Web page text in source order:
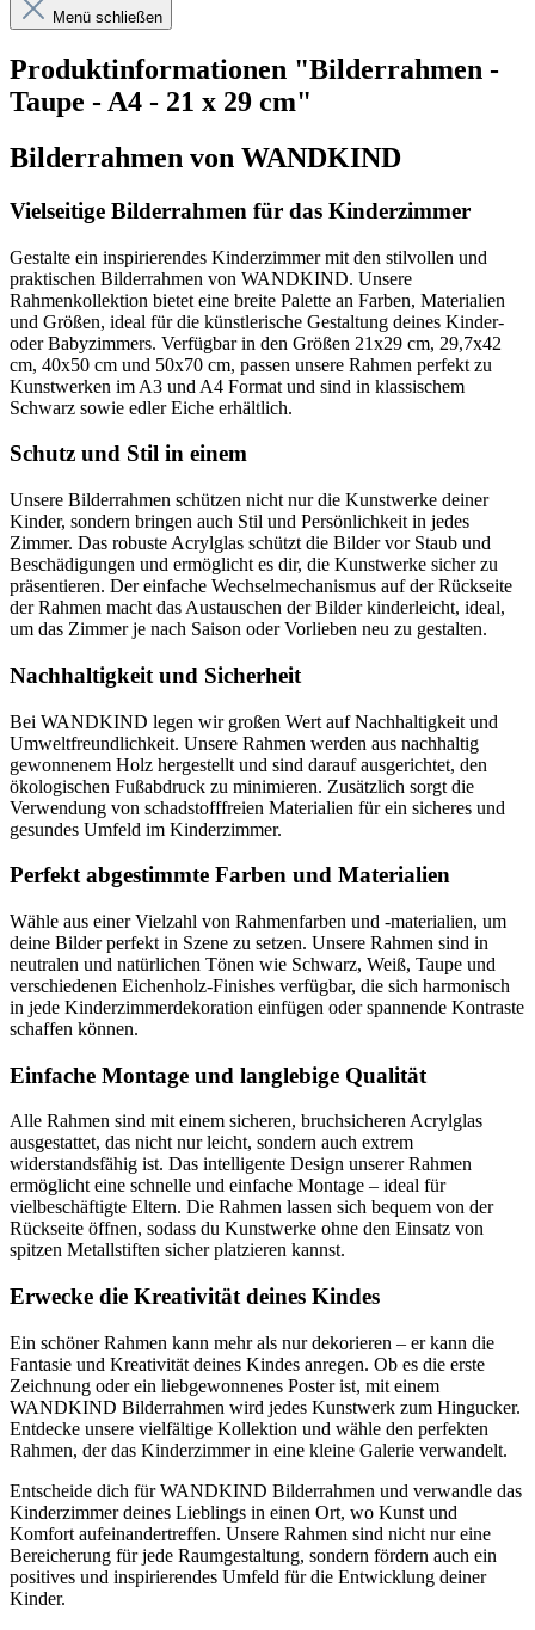
Menü schließen
Produktinformationen "Bilderrahmen -
Taupe - A4 - 21 x 29 cm"
Bilderrahmen von WANDKIND
Vielseitige Bilderrahmen für das Kinderzimmer
Gestalte ein inspirierendes Kinderzimmer mit den stilvollen und
praktischen Bilderrahmen von WANDKIND. Unsere
Rahmenkollektion bietet eine breite Palette an Farben, Materialien
und Größen, ideal für die künstlerische Gestaltung deines Kinder-
oder Babyzimmers. Verfügbar in den Größen 21x29 cm, 29,7x42
cm, 40x50 cm und 50x70 cm, passen unsere Rahmen perfekt zu
Kunstwerken im A3 und A4 Format und sind in klassischem
Schwarz sowie edler Eiche erhältlich.
Schutz und Stil in einem
Unsere Bilderrahmen schützen nicht nur die Kunstwerke deiner
Kinder, sondern bringen auch Stil und Persönlichkeit in jedes
Zimmer. Das robuste Acrylglas schützt die Bilder vor Staub und
Beschädigungen und ermöglicht es dir, die Kunstwerke sicher zu
präsentieren. Der einfache Wechselmechanismus auf der Rückseite
der Rahmen macht das Austauschen der Bilder kinderleicht, ideal,
um das Zimmer je nach Saison oder Vorlieben neu zu gestalten.
Nachhaltigkeit und Sicherheit
Bei WANDKIND legen wir großen Wert auf Nachhaltigkeit und
Umweltfreundlichkeit. Unsere Rahmen werden aus nachhaltig
gewonnenem Holz hergestellt und sind darauf ausgerichtet, den
ökologischen Fußabdruck zu minimieren. Zusätzlich sorgt die
Verwendung von schadstofffreien Materialien für ein sicheres und
gesundes Umfeld im Kinderzimmer.
Perfekt abgestimmte Farben und Materialien
Wähle aus einer Vielzahl von Rahmenfarben und -materialien, um
deine Bilder perfekt in Szene zu setzen. Unsere Rahmen sind in
neutralen und natürlichen Tönen wie Schwarz, Weiß, Taupe und
verschiedenen Eichenholz-Finishes verfügbar, die sich harmonisch
in jede Kinderzimmerdekoration einfügen oder spannende Kontraste
schaffen können.
Einfache Montage und langlebige Qualität
Alle Rahmen sind mit einem sicheren, bruchsicheren Acrylglas
ausgestattet, das nicht nur leicht, sondern auch extrem
widerstandsfähig ist. Das intelligente Design unserer Rahmen
ermöglicht eine schnelle und einfache Montage – ideal für
vielbeschäftigte Eltern. Die Rahmen lassen sich bequem von der
Rückseite öffnen, sodass du Kunstwerke ohne den Einsatz von
spitzen Metallstiften sicher platzieren kannst.
Erwecke die Kreativität deines Kindes
Ein schöner Rahmen kann mehr als nur dekorieren – er kann die
Fantasie und Kreativität deines Kindes anregen. Ob es die erste
Zeichnung oder ein liebgewonnenes Poster ist, mit einem
WANDKIND Bilderrahmen wird jedes Kunstwerk zum Hingucker.
Entdecke unsere vielfältige Kollektion und wähle den perfekten
Rahmen, der das Kinderzimmer in eine kleine Galerie verwandelt.
Entscheide dich für WANDKIND Bilderrahmen und verwandle das
Kinderzimmer deines Lieblings in einen Ort, wo Kunst und
Komfort aufeinandertreffen. Unsere Rahmen sind nicht nur eine
Bereicherung für jede Raumgestaltung, sondern fördern auch ein
positives und inspirierendes Umfeld für die Entwicklung deiner
Kinder.